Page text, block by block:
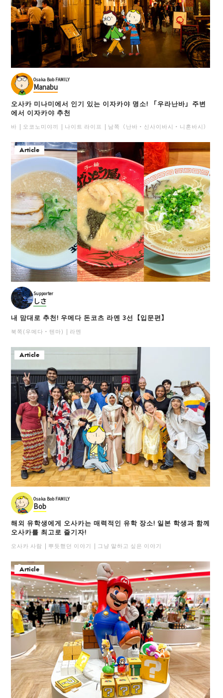
Osaka Bob FAMILY
Manabu
오사카 미나미에서 인기 있는 이자카야 명소! 「우라난바」주변
에서 이자카야 추천
바 오코노미야끼 나이트 라이프 남쪽（난바・신사이바시・니혼바시）
Article
Supporter
しさ
내 맘대로 추천! 우메다 돈코츠 라멘 3선【입문편】
북쪽(우메다・텐마) 라멘
Article
Osaka Bob FAMILY
Bob
해외 유학생에게 오사카는 매력적인 유학 장소! 일본 학생과 함께
오사카를 최고로 즐기자!
오사카 사람 뿌듯했던 이야기 그냥 말하고 싶은 이야기
Article